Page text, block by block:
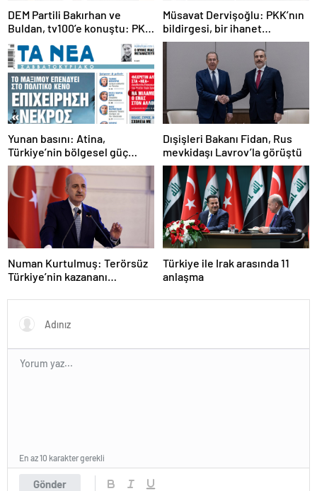
DEM Partili Bakırhan ve
Buldan, tv100’e konuştu: PKK
ne zaman kendini feshedecek
Müsavat Dervişoğlu: PKK’nın
bildirgesi, bir ihanet
açıklamasıdır
Yunan basını: Atina,
Türkiye’nin bölgesel güç
olmasını durduramadı
Dışişleri Bakanı Fidan, Rus
mevkidaşı Lavrov’la görüştü
Numan Kurtulmuş: Terörsüz
Türkiye’nin kazananı
Türkiye ile Irak arasında 11
anlaşma
Gönder
En az 10 karakter gerekli